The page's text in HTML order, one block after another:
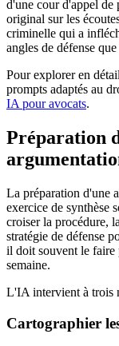
d'une cour d'appel de
original sur les
criminelle qui a
angles de défense
Pour explorer en
prompts adaptés au
IA pour avocats.
Préparation
La préparation d'une
exercice de synthèse
croiser la procédure,
stratégie de défense
il doit souvent le faire
semaine.
L'IA intervient à trois
Cartographier